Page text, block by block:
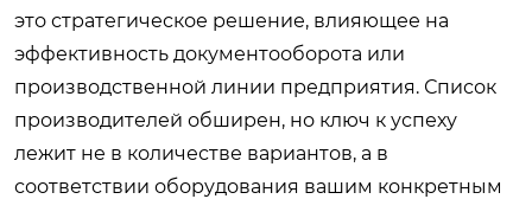
это стратегическое решение, влияющее на
эффективность документооборота или
производственной линии предприятия. Список
производителей обширен, но ключ к успеху
лежит не в количестве вариантов, а в
соответствии оборудования вашим конкретным